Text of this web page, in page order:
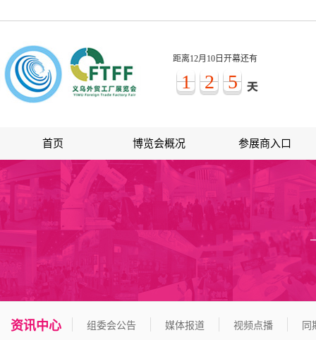
距离12月10日开幕还有
1 2 5
首页 博览会概况 参展商入口
资讯中心 组委会公告 媒体报道 视频点播 同